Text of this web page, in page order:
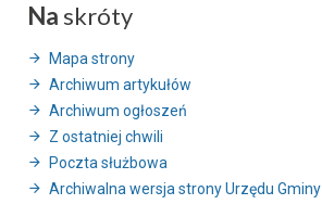
Na skróty
Mapa strony
Archiwum artykułów
Archiwum ogłoszeń
Z ostatniej chwili
Poczta służbowa
Archiwalna wersja strony Urzędu Gminy